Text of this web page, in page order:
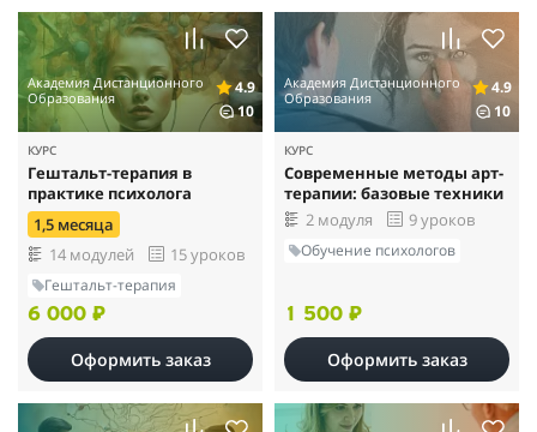
Академия Дистанционного
Образования
4.9
10
КУРС
Гештальт-терапия в
практике психолога
1,5 месяца
14 модулей
15 уроков
Гештальт-терапия
6 000 ₽
Оформить заказ
Академия Дистанционного
Образования
4.9
10
КУРС
Современные методы арт-
терапии: базовые техники
2 модуля
9 уроков
Обучение психологов
1 500 ₽
Оформить заказ